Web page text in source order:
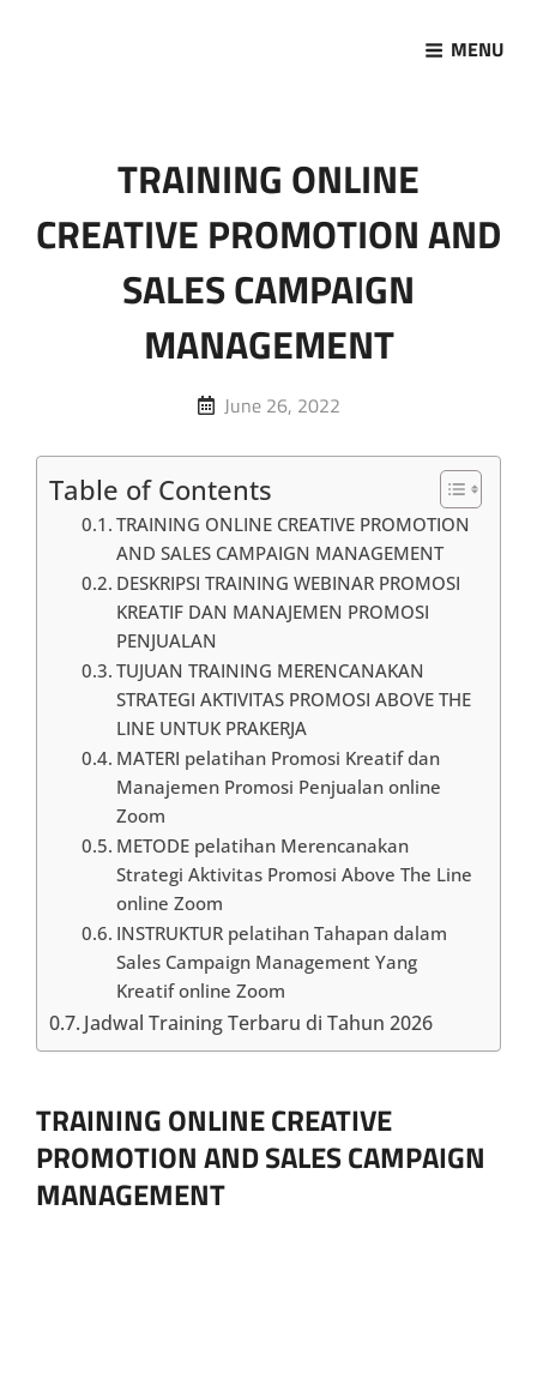
MENU
TRAINING ONLINE
CREATIVE PROMOTION AND
SALES CAMPAIGN
MANAGEMENT
Posted
June 26, 2022
Table of Contents
TRAINING ONLINE CREATIVE PROMOTION
AND SALES CAMPAIGN MANAGEMENT
DESKRIPSI TRAINING WEBINAR PROMOSI
KREATIF DAN MANAJEMEN PROMOSI
PENJUALAN
TUJUAN TRAINING MERENCANAKAN
STRATEGI AKTIVITAS PROMOSI ABOVE THE
LINE UNTUK PRAKERJA
MATERI pelatihan Promosi Kreatif dan
Manajemen Promosi Penjualan online
Zoom
METODE pelatihan Merencanakan
Strategi Aktivitas Promosi Above The Line
online Zoom
INSTRUKTUR pelatihan Tahapan dalam
Sales Campaign Management Yang
Kreatif online Zoom
Jadwal Training Terbaru di Tahun 2026
TRAINING ONLINE CREATIVE
PROMOTION AND SALES CAMPAIGN
MANAGEMENT